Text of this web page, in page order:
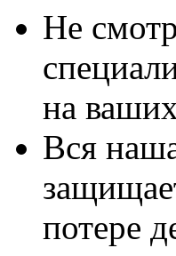
Не
на
Вся
потере